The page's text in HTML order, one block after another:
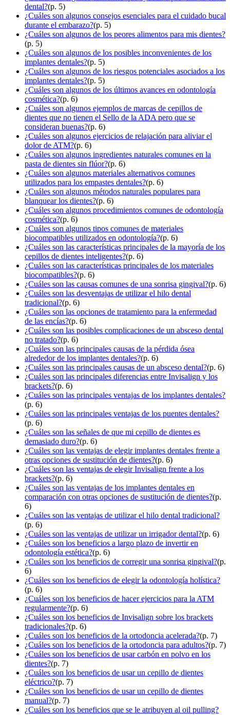
dental?(p. 5)
¿Cuáles son algunos consejos esenciales para el cuidado bucal
durante el embarazo?(p. 5)
¿Cuáles son algunos de los peores alimentos para mis dientes?
(p. 5)
¿Cuáles son algunos de los posibles inconvenientes de los
implantes dentales?(p. 5)
¿Cuáles son algunos de los riesgos potenciales asociados a los
implantes dentales?(p. 5)
¿Cuáles son algunos de los últimos avances en odontología
cosmética?(p. 6)
¿Cuáles son algunos ejemplos de marcas de cepillos de
dientes que no tienen el Sello de la ADA pero que se
consideran buenas?(p. 6)
¿Cuáles son algunos ejercicios de relajación para aliviar el
dolor de ATM?(p. 6)
¿Cuáles son algunos ingredientes naturales comunes en la
pasta de dientes sin flúor?(p. 6)
¿Cuáles son algunos materiales alternativos comunes
utilizados para los empastes dentales?(p. 6)
¿Cuáles son algunos métodos naturales populares para
blanquear los dientes?(p. 6)
¿Cuáles son algunos procedimientos comunes de odontología
cosmética?(p. 6)
¿Cuáles son algunos tipos comunes de materiales
biocompatibles utilizados en odontología?(p. 6)
¿Cuáles son las características principales de la mayoría de los
cepillos de dientes inteligentes?(p. 6)
¿Cuáles son las características principales de los materiales
biocompatibles?(p. 6)
¿Cuáles son las causas comunes de una sonrisa gingival?(p. 6)
¿Cuáles son las desventajas de utilizar el hilo dental
tradicional?(p. 6)
¿Cuáles son las opciones de tratamiento para la enfermedad
de las encías?(p. 6)
¿Cuáles son las posibles complicaciones de un absceso dental
no tratado?(p. 6)
¿Cuáles son las principales causas de la pérdida ósea
alrededor de los implantes dentales?(p. 6)
¿Cuáles son las principales causas de un absceso dental?(p. 6)
¿Cuáles son las principales diferencias entre Invisalign y los
brackets?(p. 6)
¿Cuáles son las principales ventajas de los implantes dentales?
(p. 6)
¿Cuáles son las principales ventajas de los puentes dentales?
(p. 6)
¿Cuáles son las señales de que mi cepillo de dientes es
demasiado duro?(p. 6)
¿Cuáles son las ventajas de elegir implantes dentales frente a
otras opciones de sustitución de dientes?(p. 6)
¿Cuáles son las ventajas de elegir Invisalign frente a los
brackets?(p. 6)
¿Cuáles son las ventajas de los implantes dentales en
comparación con otras opciones de sustitución de dientes?(p.
6)
¿Cuáles son las ventajas de utilizar el hilo dental tradicional?
(p. 6)
¿Cuáles son las ventajas de utilizar un irrigador dental?(p. 6)
¿Cuáles son los beneficios a largo plazo de invertir en
odontología estética?(p. 6)
¿Cuáles son los beneficios de corregir una sonrisa gingival?(p.
6)
¿Cuáles son los beneficios de elegir la odontología holística?
(p. 6)
¿Cuáles son los beneficios de hacer ejercicios para la ATM
regularmente?(p. 6)
¿Cuáles son los beneficios de Invisalign sobre los brackets
tradicionales?(p. 6)
¿Cuáles son los beneficios de la ortodoncia acelerada?(p. 7)
¿Cuáles son los beneficios de la ortodoncia para adultos?(p. 7)
¿Cuáles son los beneficios de usar carbón en polvo en los
dientes?(p. 7)
¿Cuáles son los beneficios de usar un cepillo de dientes
eléctrico?(p. 7)
¿Cuáles son los beneficios de usar un cepillo de dientes
manual?(p. 7)
¿Cuáles son los beneficios que se le atribuyen al oil pulling?